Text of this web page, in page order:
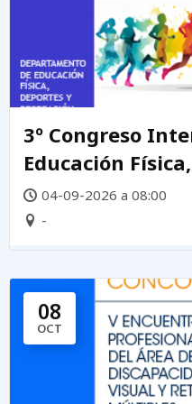
3º Congreso
Educación
04-09-2026 a 08:00
-
08
OCT